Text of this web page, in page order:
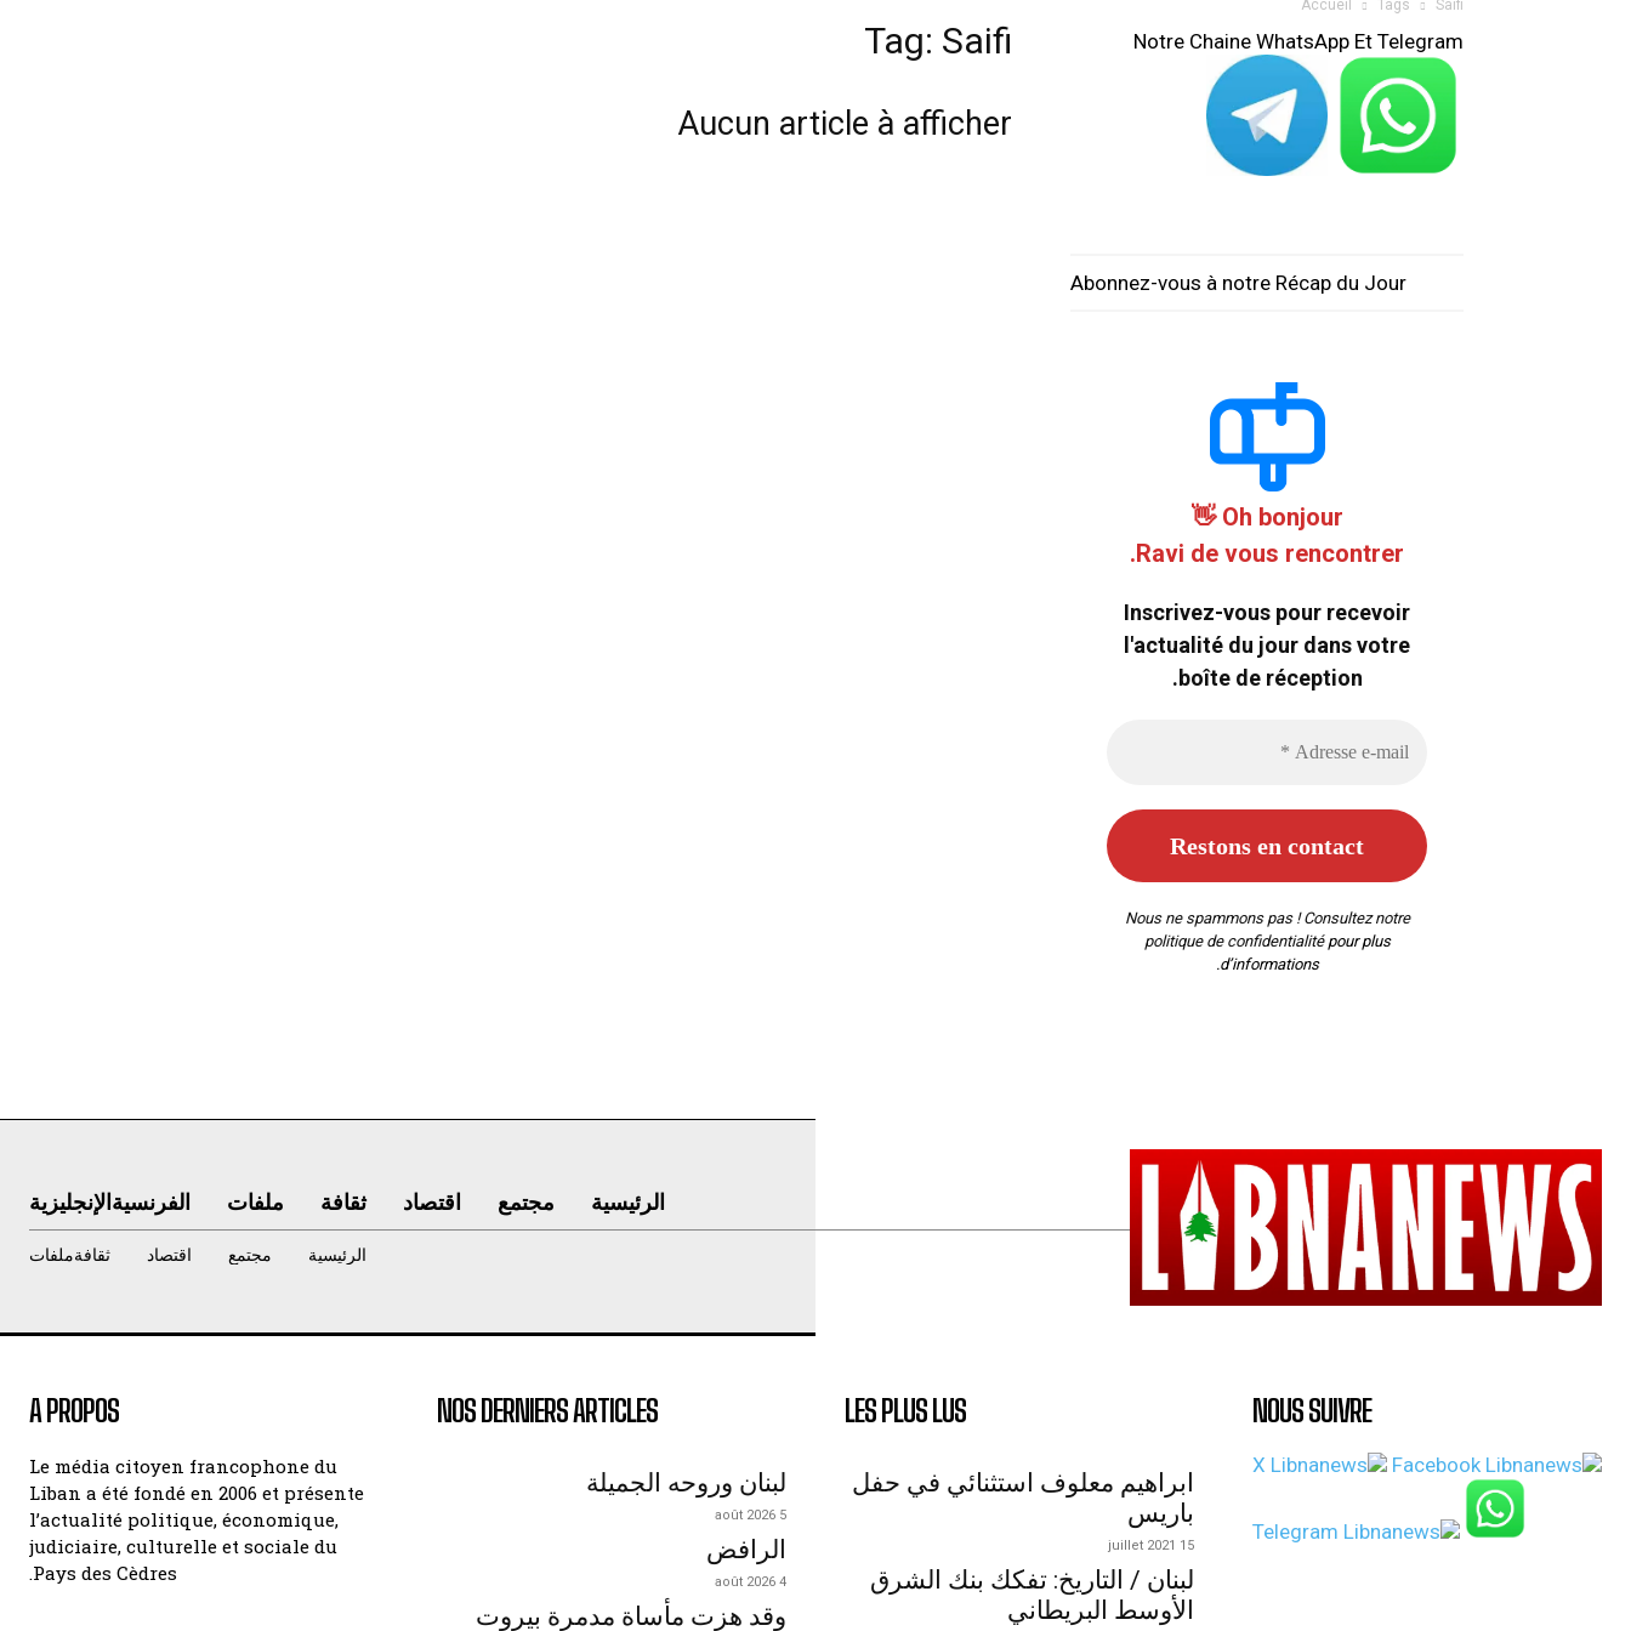
Accueil Tags Saifi
Tag: Saifi
Aucun article à afficher
Notre Chaine WhatsApp Et Telegram
Abonnez-vous à notre Récap du Jour
Oh bonjour 👋
Ravi de vous rencontrer.
Inscrivez-vous pour recevoir
l'actualité du jour dans votre
boîte de réception.
Nous ne spammons pas ! Consultez notre
politique de confidentialitépour plus
d’informations.
الرئيسية مجتمع اقتصاد ثقافة ملفات الفرنسيةالإنجليزية
الرئيسية مجتمع اقتصاد ثقافةملفات
A PROPOS
Le média citoyen francophone du
Liban a été fondé en 2006 et présente
l’actualité politique, économique,
judiciaire, culturelle et sociale du
Pays des Cèdres.
NOS DERNIERS ARTICLES
لبنان وروحه الجميلة
5 août 2026
الرافض
4 août 2026
وقد هزت مأساة مدمرة بيروت
LES PLUS LUS
ابراهيم معلوف استثنائي في حفل
باريس
15 juillet 2021
لبنان / التاريخ: تفكك بنك الشرق
الأوسط البريطاني
NOUS SUIVRE